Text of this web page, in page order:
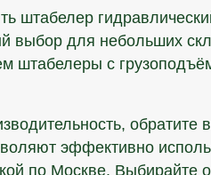
штабелер
выбор для небольших
штабелеры с
эффективно
по Москве.